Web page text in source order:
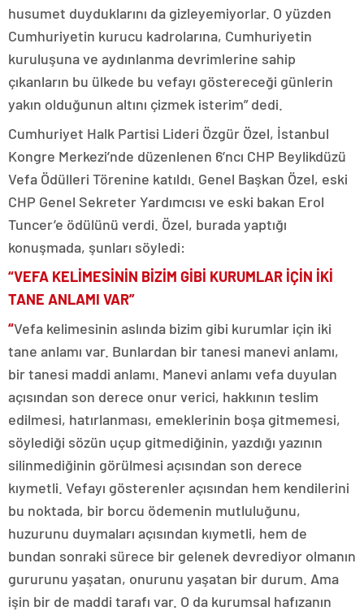
husumet duyduklarını da gizleyemiyorlar. O yüzden
Cumhuriyetin kurucu kadrolarına, Cumhuriyetin
kuruluşuna ve aydınlanma devrimlerine sahip
çıkanların bu ülkede bu vefayı göstereceği günlerin
yakın olduğunun altını çizmek isterim” dedi.
Cumhuriyet Halk Partisi Lideri Özgür Özel, İstanbul
Kongre Merkezi’nde düzenlenen 6’ncı CHP Beylikdüzü
Vefa Ödülleri Törenine katıldı. Genel Başkan Özel, eski
CHP Genel Sekreter Yardımcısı ve eski bakan Erol
Tuncer’e ödülünü verdi. Özel, burada yaptığı
konuşmada, şunları söyledi:
“VEFA KELİMESİNİN BİZİM GİBİ KURUMLAR İÇİN İKİ
TANE ANLAMI VAR”
“Vefa kelimesinin aslında bizim gibi kurumlar için iki
tane anlamı var. Bunlardan bir tanesi manevi anlamı,
bir tanesi maddi anlamı. Manevi anlamı vefa duyulan
açısından son derece onur verici, hakkının teslim
edilmesi, hatırlanması, emeklerinin boşa gitmemesi,
söylediği sözün uçup gitmediğinin, yazdığı yazının
silinmediğinin görülmesi açısından son derece
kıymetli. Vefayı gösterenler açısından hem kendilerini
bu noktada, bir borcu ödemenin mutluluğunu,
huzurunu duymaları açısından kıymetli, hem de
bundan sonraki sürece bir gelenek devrediyor olmanın
gururunu yaşatan, onurunu yaşatan bir durum. Ama
işin bir de maddi tarafı var. O da kurumsal hafızanın